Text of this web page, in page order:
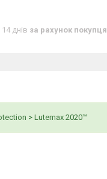
днів за рахунок покупця
> Lutemax 2020™